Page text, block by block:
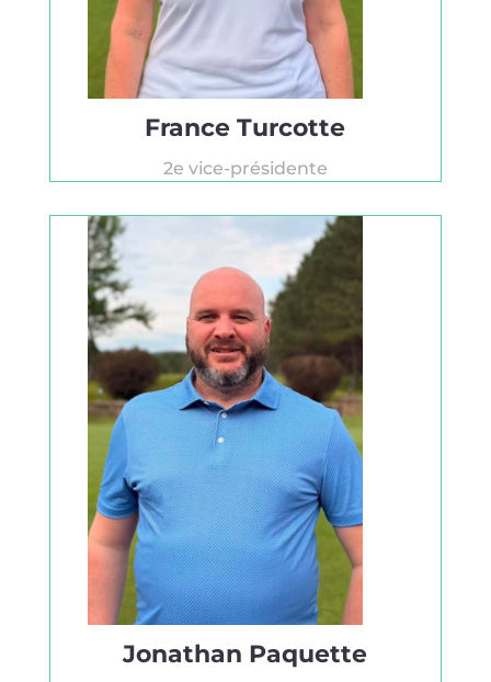
France Turcotte
2e vice-présidente
Jonathan Paquette